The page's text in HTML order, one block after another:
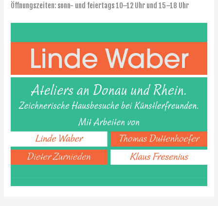
Öffnungszeiten: sonn- und feiertags 10–12 Uhr und 15–18 Uhr